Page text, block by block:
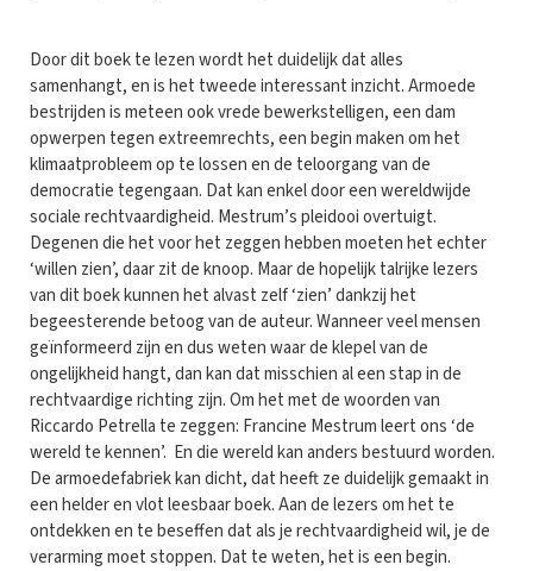
Door dit boek te lezen wordt het duidelijk dat alles
samenhangt, en is het tweede interessant inzicht. Armoede
bestrijden is meteen ook vrede bewerkstelligen, een dam
opwerpen tegen extreemrechts, een begin maken om het
klimaatprobleem op te lossen en de teloorgang van de
democratie tegengaan. Dat kan enkel door een wereldwijde
sociale rechtvaardigheid. Mestrum’s pleidooi overtuigt.
Degenen die het voor het zeggen hebben moeten het echter
‘willen zien’, daar zit de knoop. Maar de hopelijk talrijke lezers
van dit boek kunnen het alvast zelf ‘zien’ dankzij het
begeesterende betoog van de auteur. Wanneer veel mensen
geïnformeerd zijn en dus weten waar de klepel van de
ongelijkheid hangt, dan kan dat misschien al een stap in de
rechtvaardige richting zijn. Om het met de woorden van
Riccardo Petrella te zeggen: Francine Mestrum leert ons ‘de
wereld te kennen’. En die wereld kan anders bestuurd worden.
De armoedefabriek kan dicht, dat heeft ze duidelijk gemaakt in
een helder en vlot leesbaar boek. Aan de lezers om het te
ontdekken en te beseffen dat als je rechtvaardigheid wil, je de
verarming moet stoppen. Dat te weten, het is een begin.